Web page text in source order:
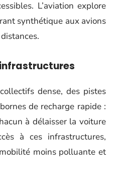
L’aviation explore
synthétique aux avions
dense, des pistes
de recharge rapide :
à délaisser la voiture
à ces infrastructures,
moins polluante et